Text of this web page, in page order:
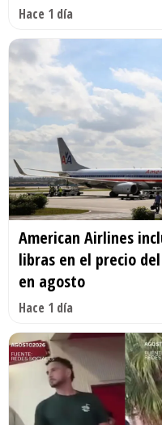
Hace 1 día
American Airlines
libras en el precio
en agosto
Hace 1 día